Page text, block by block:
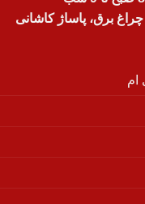
برق، پاساژ کاشانی
ام